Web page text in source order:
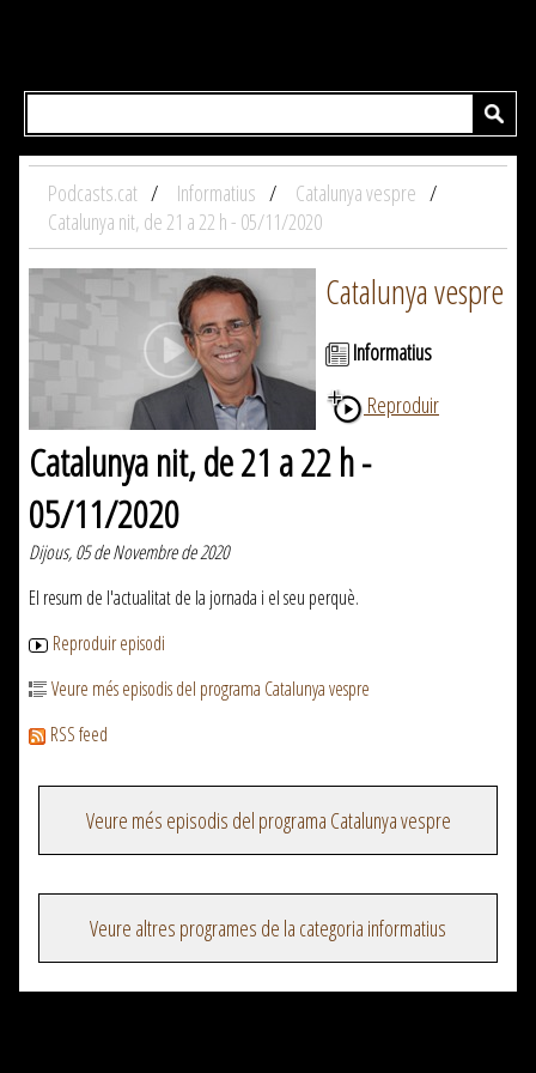
Podcasts.cat Informatius
Catalunya vespre
Catalunya nit, de 21 a 22 h - 05/11/2020
Catalunya vespre
Informatius
Reproduir
Catalunya nit, de 21 a 22 h -
05/11/2020
Dijous, 05 de Novembre de 2020
El resum de l'actualitat de la jornada i el seu perquè.
Reproduir episodi
Veure més episodis del programa Catalunya vespre
RSS feed
Veure més episodis del programa Catalunya vespre
Veure altres programes de la categoria informatius